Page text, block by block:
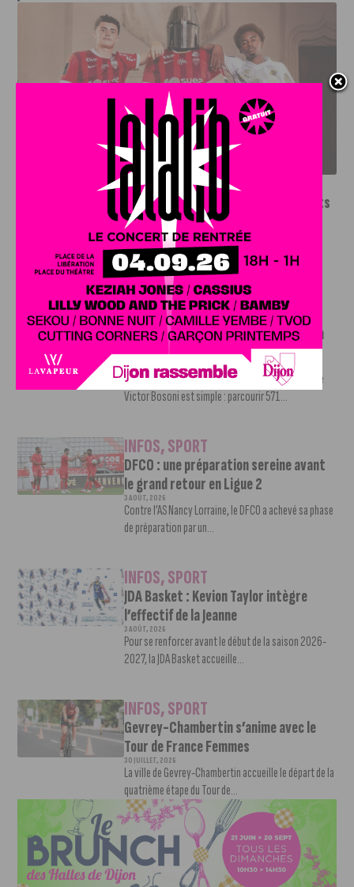
LE DFCO DÉVOILE SES NOUVEAUX MAILLOTS POUR LA
SAISON 2026-2027
INFOS SPORT
Le DFCO dévoile ses nouveaux maillots
pour la saison 2026-2027
6 AOÛT, 2026
Le club dijonnais a présenté ses nouveaux maillots
pour son retour en Ligue 2....
INFOS,SPORT
Faire le tour de la Côte-d’Or à vélo en
trois jours : le défi de Victor Bosoni
5 AOÛT, 2026
Le challenge que s’apprête à relever l’ultra-cycliste
Victor Bosoni est simple : parcourir 571...
INFOS,SPORT
DFCO : une préparation sereine avant
le grand retour en Ligue 2
3 AOÛT, 2026
Contre l’AS Nancy Lorraine, le DFCO a achevé sa phase
de préparation par un...
INFOS,SPORT
JDA Basket : Kevion Taylor intègre
l’effectif de la Jeanne
3 AOÛT, 2026
Pour se renforcer avant le début de la saison 2026-
2027, la JDA Basket accueille...
INFOS,SPORT
Gevrey-Chambertin s’anime avec le
Tour de France Femmes
30 JUILLET, 2026
La ville de Gevrey-Chambertin accueille le départ de la
quatrième étape du Tour de...